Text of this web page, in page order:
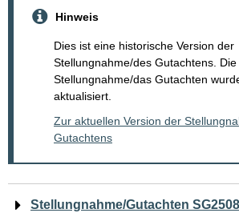
Hinweis
Dies ist eine historische Version der
Stellungnahme/des Gutachtens. Die
Stellungnahme/das Gutachten
aktualisiert.
Zur aktuellen Version der
Gutachtens
Navigation
Stellungnahme/Gutachten